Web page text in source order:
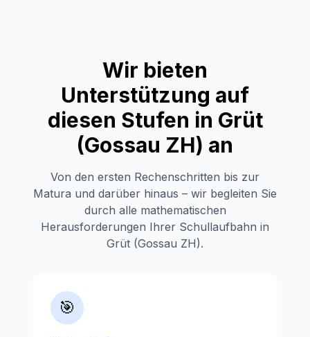
Wir bieten
Unterstützung auf
diesen Stufen in Grüt
(Gossau ZH) an
Von den ersten Rechenschritten bis zur
Matura und darüber hinaus – wir begleiten Sie
durch alle mathematischen
Herausforderungen Ihrer Schullaufbahn in
Grüt (Gossau ZH).
🎯